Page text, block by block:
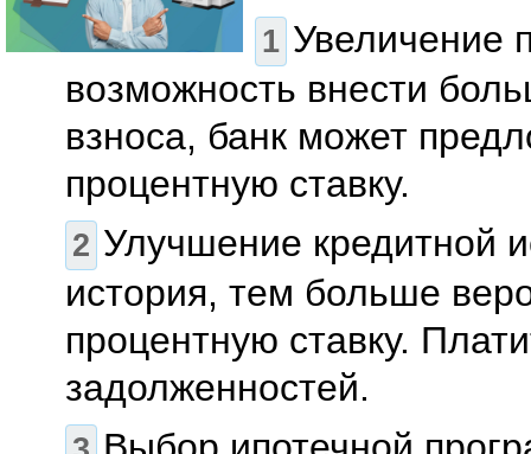
Увеличение
возможность внести
взноса, банк может
процентную ставку.
Улучшение кредитной
история, тем больше
процентную ставку.
задолженностей.